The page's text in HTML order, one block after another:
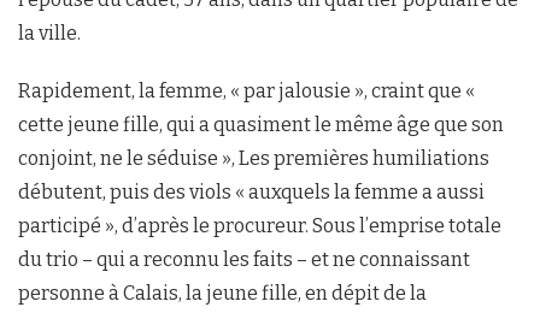
la ville.
Rapidement, la femme, « par jalousie », craint que «
cette jeune fille, qui a quasiment le même âge que son
conjoint, ne le séduise », Les premières humiliations
débutent, puis des viols « auxquels la femme a aussi
participé », d’après le procureur. Sous l’emprise totale
du trio – qui a reconnu les faits – et ne connaissant
personne à Calais, la jeune fille, en dépit de la